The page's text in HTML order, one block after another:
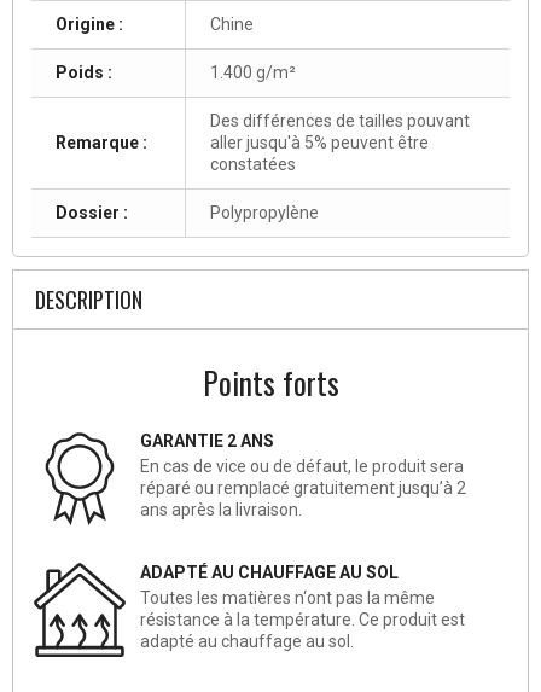
Origine : Chine
Poids : 1.400 g/m²
Remarque :
Des différences de tailles pouvant
aller jusqu'à 5% peuvent être
constatées
Dossier : Polypropylène
DESCRIPTION
Points forts
GARANTIE 2 ANS
En cas de vice ou de défaut, le produit sera
réparé ou remplacé gratuitement jusqu’à 2
ans après la livraison.
ADAPTÉ AU CHAUFFAGE AU SOL
Toutes les matières n‘ont pas la même
résistance à la température. Ce produit est
adapté au chauffage au sol.